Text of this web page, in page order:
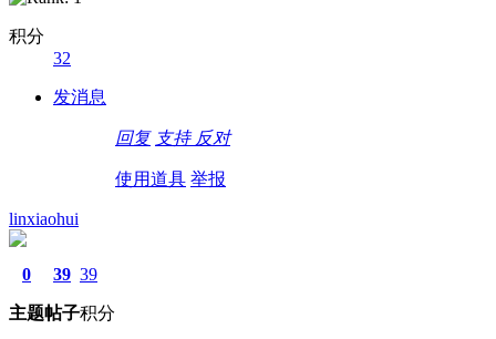
积分
32
发消息
回复 支持 反对
使用道具 举报
linxiaohui
0
主题
39
帖子
39
积分